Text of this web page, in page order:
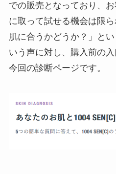
での販売となっており、
に取って試せる機会は限
肌に合うかどうか？」と
いう声に対し、購入前の
今回の診断ページです。